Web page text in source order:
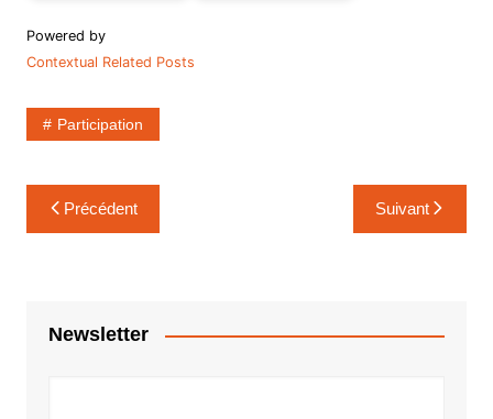
Powered by
Contextual Related Posts
Participation
Navigation
de
Précédent Suivant
Newsletter